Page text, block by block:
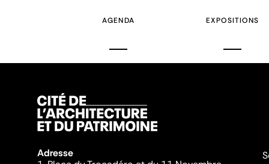
AGENDA EXPOSITIONS
Adresse